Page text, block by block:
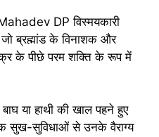
Mahadev DP विस्मयकारी
ब्रह्मांड के विनाशक और
के पीछे परम शक्ति के रूप में
या हाथी की खाल पहने हुए
सुख-सुविधाओं से उनके वैराग्य